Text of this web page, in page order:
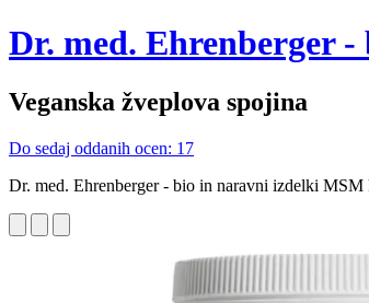
Dr. med. Ehrenberger
Veganska žveplova spojina
Do sedaj oddanih ocen: 17
Dr. med. Ehrenberger - bio in naravni izdelki MSM